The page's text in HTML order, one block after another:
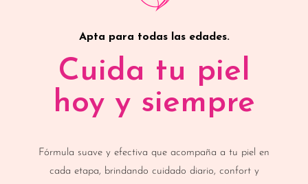
Apta para todas las edades.
Cuida tu piel
hoy y siempre
Fórmula suave y efectiva que acompaña a tu piel en
cada etapa, brindando cuidado diario, confort y